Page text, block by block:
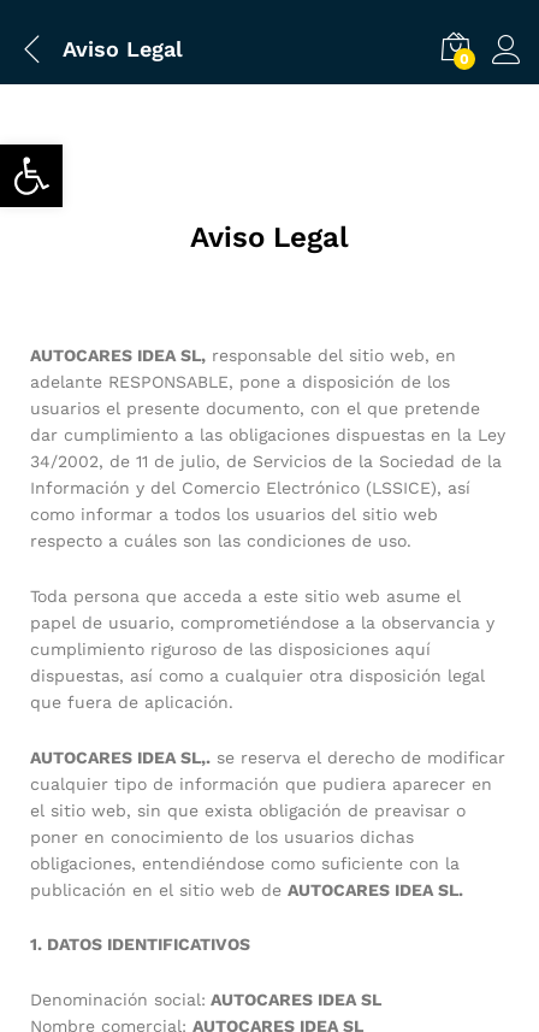
Abrir barra de herramientas
Aviso Legal 0
Aviso Legal
AUTOCARES IDEA SL, responsable del sitio web, en
adelante RESPONSABLE, pone a disposición de los
usuarios el presente documento, con el que pretende
dar cumplimiento a las obligaciones dispuestas en la Ley
34/2002, de 11 de julio, de Servicios de la Sociedad de la
Información y del Comercio Electrónico (LSSICE), así
como informar a todos los usuarios del sitio web
respecto a cuáles son las condiciones de uso.
Toda persona que acceda a este sitio web asume el
papel de usuario, comprometiéndose a la observancia y
cumplimiento riguroso de las disposiciones aquí
dispuestas, así como a cualquier otra disposición legal
que fuera de aplicación.
AUTOCARES IDEA SL,. se reserva el derecho de modificar
cualquier tipo de información que pudiera aparecer en
el sitio web, sin que exista obligación de preavisar o
poner en conocimiento de los usuarios dichas
obligaciones, entendiéndose como suficiente con la
publicación en el sitio web de AUTOCARES IDEA SL.
1. DATOS IDENTIFICATIVOS
Denominación social: AUTOCARES IDEA SL
Nombre comercial: AUTOCARES IDEA SL